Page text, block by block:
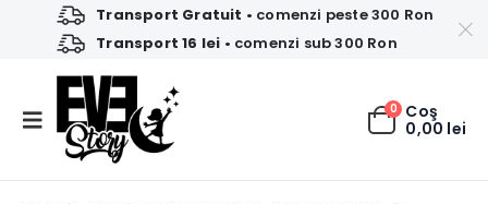
Transport Gratuit • comenzi peste 300 Ron
Transport 16 lei • comenzi sub 300 Ron
0 Coş
0,00 lei